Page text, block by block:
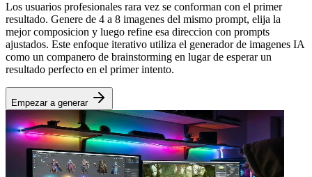
Los usuarios profesionales rara vez se conforman con el primer
resultado. Genere de 4 a 8 imagenes del mismo prompt, elija la
mejor composicion y luego refine esa direccion con prompts
ajustados. Este enfoque iterativo utiliza el generador de imagenes IA
como un companero de brainstorming en lugar de esperar un
resultado perfecto en el primer intento.
Empezar a generar